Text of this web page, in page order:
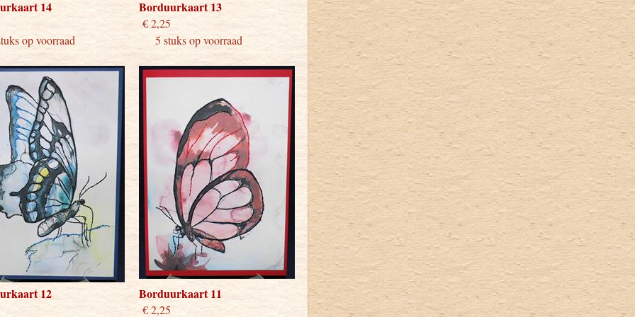
14
2,25
op voorraad
Borduurkaart 13
€ 2,25
5 stuks op voorraad
12 Borduurkaart 11
€ 2,25